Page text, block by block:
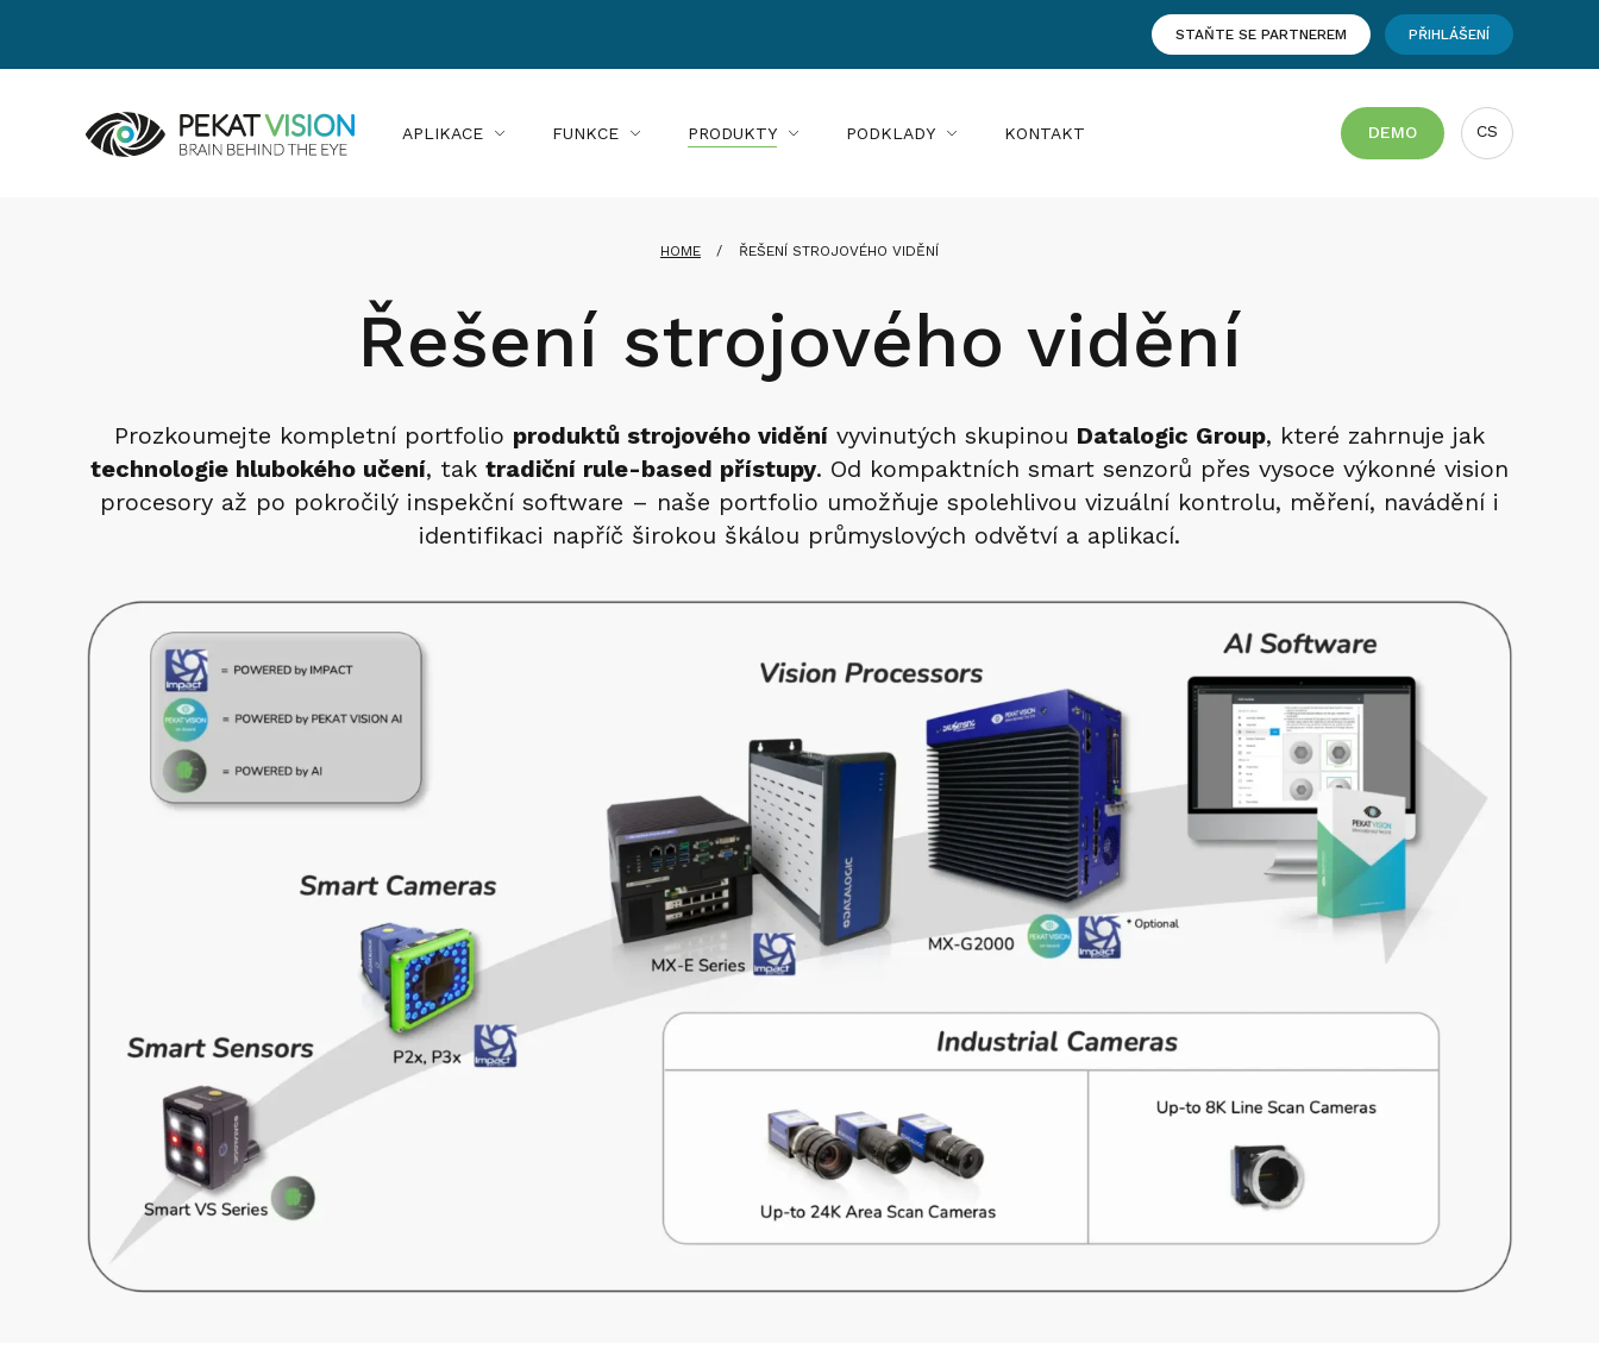
STAŇTE SE PARTNEREM PŘIHLÁŠENÍ
APLIKACE FUNKCE PRODUKTY PODKLADY KONTAKT DEMO CS
HOME ŘEŠENÍ STROJOVÉHO VIDĚNÍ
Řešení strojového vidění
Prozkoumejte kompletní portfolio produktů strojového vidění vyvinutých skupinou Datalogic Group, které zahrnuje jak
technologie hlubokého učení, tak tradiční rule-based přístupy. Od kompaktních smart senzorů přes vysoce výkonné vision
procesory až po pokročilý inspekční software – naše portfolio umožňuje spolehlivou vizuální kontrolu, měření, navádění i
identifikaci napříč širokou škálou průmyslových odvětví a aplikací.